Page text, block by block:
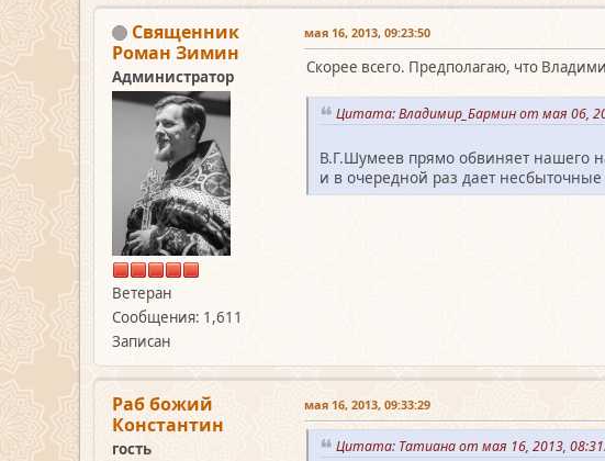
Священник
Роман Зимин
Администратор
Ветеран
Сообщения: 1,611
Записан
мая 16, 2013, 09:23:50
Скорее всего. Предполагаю, что
Цитата: Владимир_Бармин от мая 06,
В.Г.Шумеев прямо обвиняет нашего
и в очередной раз дает
Раб божий
Константин
гость
мая 16, 2013, 09:33:29
Цитата: Татиана от мая 16, 2013,